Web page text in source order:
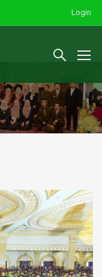
Login